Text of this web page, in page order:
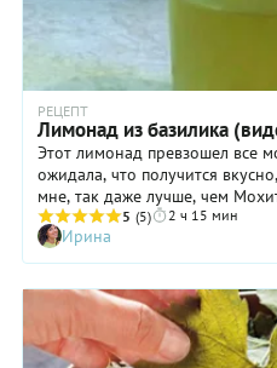
РЕЦЕПТ
Лимонад из базилика
Этот лимонад превзошел все
ожидала, что получится
мне, так даже лучше, чем
5 (5) 2 ч 15 мин
Ирина